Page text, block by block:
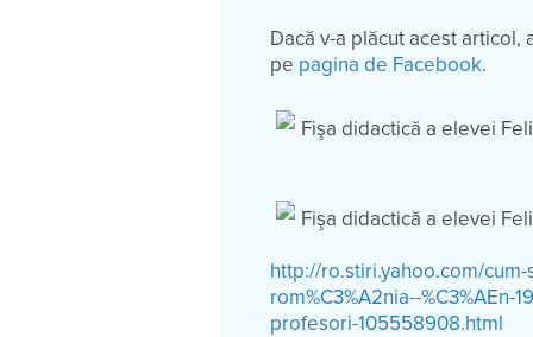
Dacă v-a plăcut acest
pe pagina de Facebook.
Fişa didactică a elevei
Fişa didactică a elevei
http://ro.stiri.yahoo.com/cum-
rom%C3%A2nia--
profesori-105558908.html